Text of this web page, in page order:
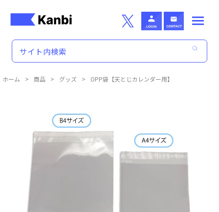
Skip to main content
ホーム > 商品 > グッズ > OPP袋【天とじカレンダー用】